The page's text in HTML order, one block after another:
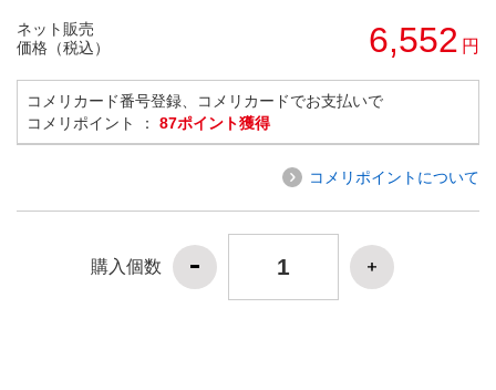
ネット販売
価格（税込）
6,552 円
コメリカード番号登録、コメリカードでお支払いで
コメリポイント ： 87ポイント獲得
コメリポイントについて
購入個数